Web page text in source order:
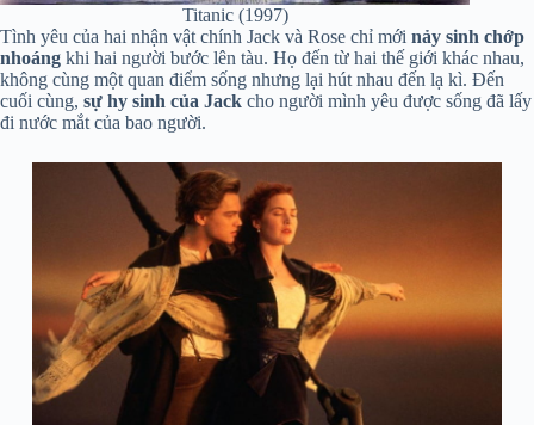
Titanic (1997)
Tình yêu của hai nhận vật chính Jack và Rose chỉ mới nảy sinh chớp
nhoáng khi hai người bước lên tàu. Họ đến từ hai thế giới khác nhau,
không cùng một quan điểm sống nhưng lại hút nhau đến lạ kì. Đến
cuối cùng, sự hy sinh của Jack cho người mình yêu được sống đã lấy
đi nước mắt của bao người.